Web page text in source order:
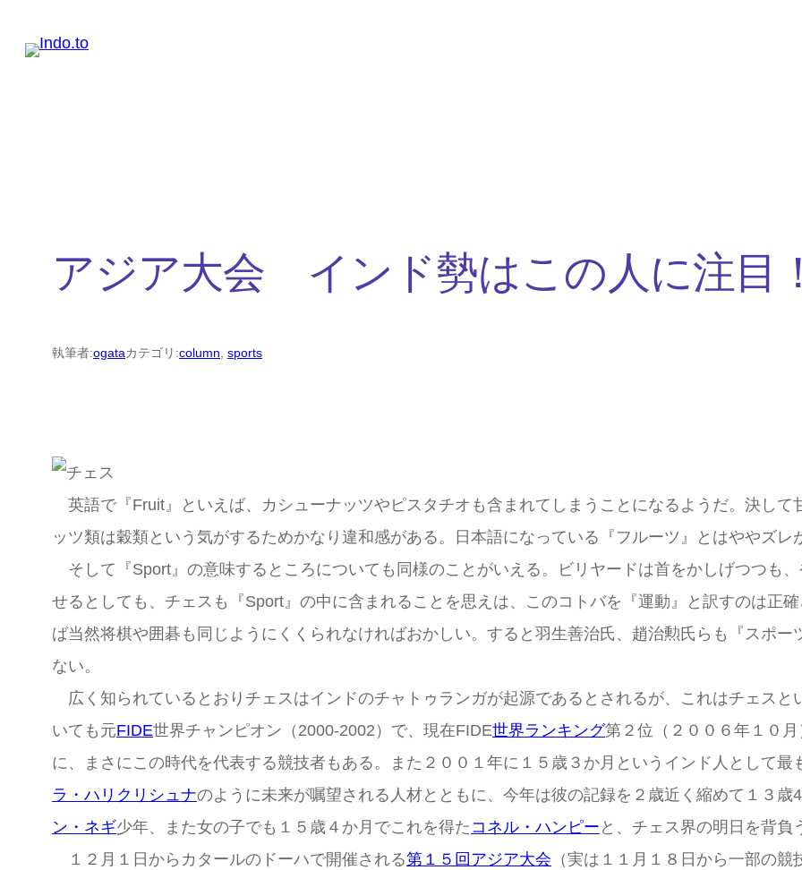
アジア大会 インド勢はこの人に注目！
執筆者:ogataカテゴリ:column, sports
英語で『Fruit』といえば、カシューナッツやピスタチオも含まれてしまうことになるようだ。決して
ッツ類は穀類という気がするためかなり違和感がある。日本語になっている『フルーツ』とはややズレ
そして『Sport』の意味するところについても同様のことがいえる。ビリヤードは首をかしげつつも
せるとしても、チェスも『Sport』の中に含まれることを思えは、このコトバを『運動』と訳すのは正
ば当然将棋や囲碁も同じようにくくられなければおかしい。すると羽生善治氏、趙治勲氏らも『スポ
ない。
広く知られているとおりチェスはインドのチャトゥランガが起源であるとされるが、これはチェスと
いても元FIDE世界チャンピオン（2000-2002）で、現在FIDE世界ランキング第２位（２００６年１０
に、まさにこの時代を代表する競技者もある。また２００１年に１５歳３か月というインド人として
ラ・ハリクリシュナのように未来が嘱望される人材とともに、今年は彼の記録を２歳近く縮めて１３歳
ン・ネギ少年、また女の子でも１５歳４か月でこれを得た コネル・ハンピー と、チェス界の明日を背負
１２月１日からカタールのドーハで開催される第１５回アジア大会 （実は１１月１８日から一部の